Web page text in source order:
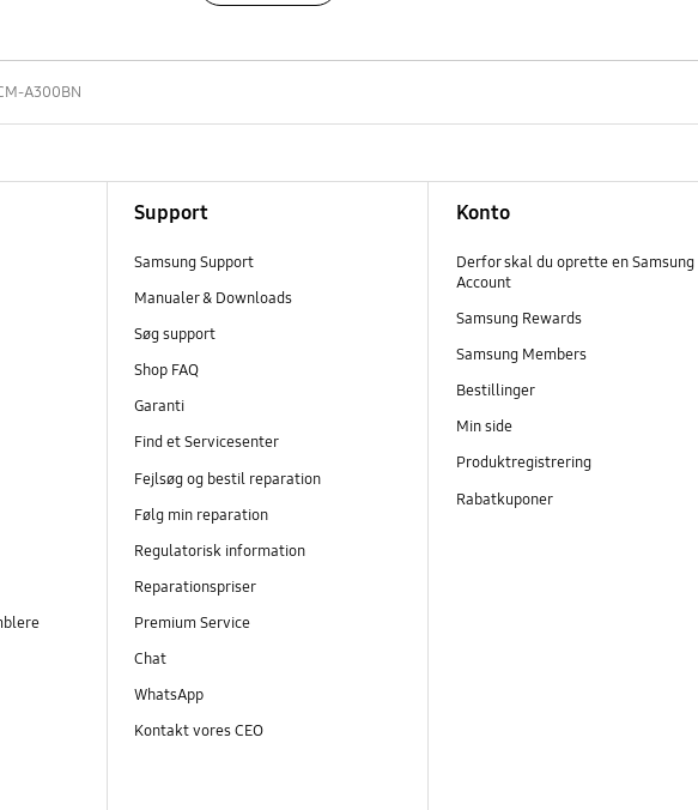
A300BN
Support
Samsung Support
Manualer & Downloads
Søg support
Shop FAQ
Garanti
Find et Servicesenter
Fejlsøg og bestil reparation
Følg min reparation
Regulatorisk information
Reparationspriser
Premium Service
Chat
WhatsApp
Kontakt vores CEO
Konto
Derfor skal du oprette en Samsung
Account
Samsung Rewards
Samsung Members
Bestillinger
Min side
Produktregistrering
Rabatkuponer